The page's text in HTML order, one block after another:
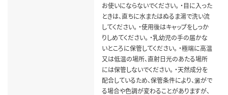
お使いにならないでください。 ・目に入った
ときは、直ちに水またはぬるま湯で洗い流
してください。 ・使用後はキャップをしっか
りしめてください。 ・乳幼児の手の届かな
いところに保管してください。 ・極端に高温
又は低温の場所、直射日光のあたる場所
には保管しないでください。 ・天然成分を
配合しているため、保管条件により、澱がで
る場合や色調が変わることがありますが、